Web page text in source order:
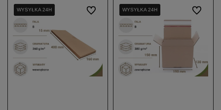
WYSYŁKA 24H
WYSYŁKA 24H
WYSYŁKA 24H Do ulubionychWYSYŁKA 24H
WYSYŁKA 24H
WYSYŁKA 24H Do